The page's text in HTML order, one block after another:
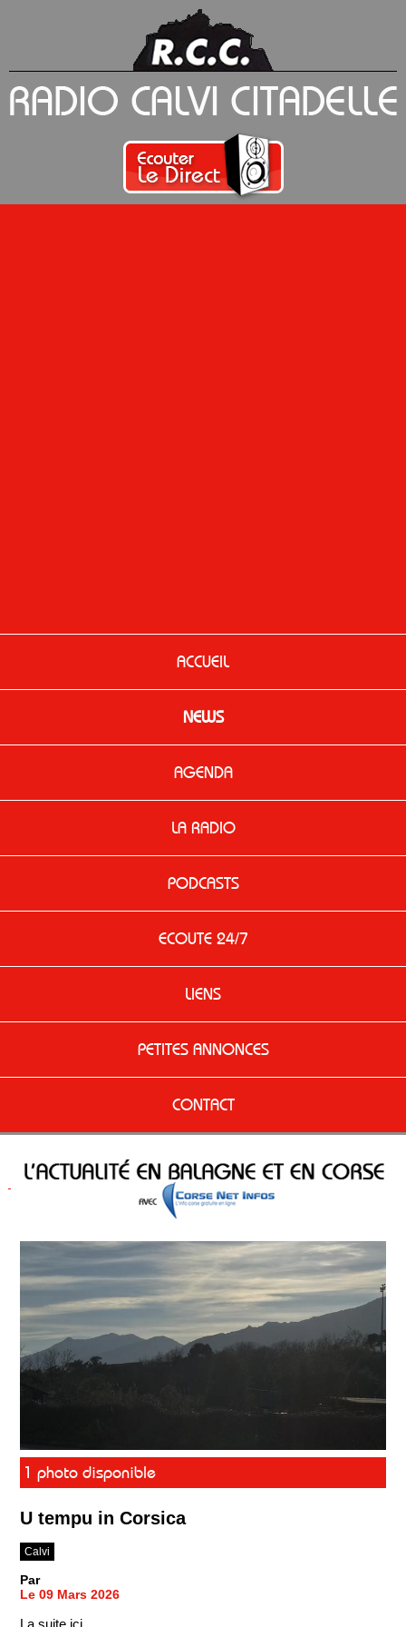
ACCUEIL
NEWS
AGENDA
LA RADIO
PODCASTS
ECOUTE 24/7
LIENS
PETITES ANNONCES
CONTACT
1 photo disponible
U tempu in Corsica
Calvi
Par
Le 09 Mars 2026